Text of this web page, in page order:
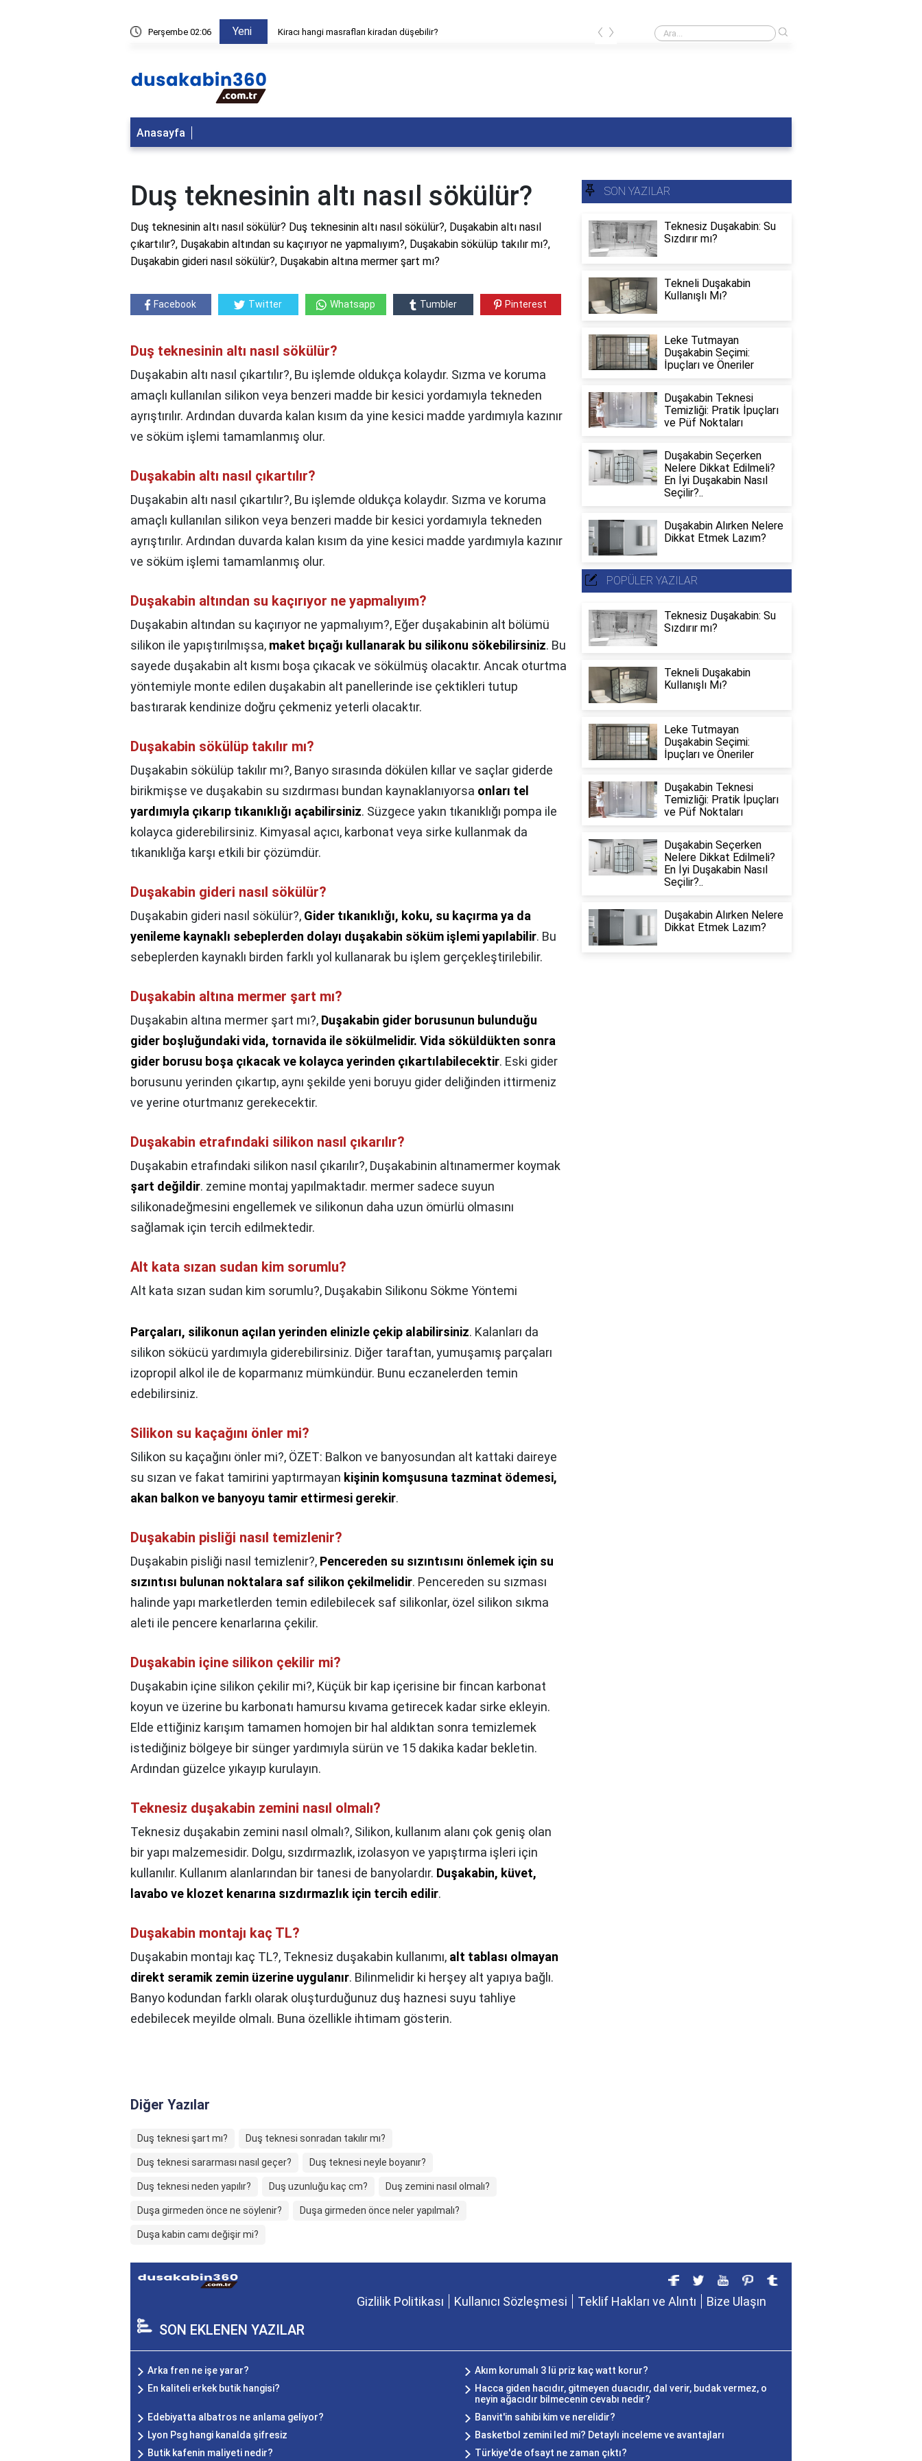
Perşembe 02:06 Yeni Duşakabin çatlakları nasıl tamir edilir? Banyoda siyah küf nasıl temizlenir?
‹ ›
Anasayfa
Duş teknesinin altı nasıl sökülür?
Duş teknesinin altı nasıl sökülür? Duş teknesinin altı nasıl sökülür?, Duşakabin altı nasıl
çıkartılır?, Duşakabin altından su kaçırıyor ne yapmalıyım?, Duşakabin sökülüp takılır mı?,
Duşakabin gideri nasıl sökülür?, Duşakabin altına mermer şart mı?
Facebook Twitter Whatsapp Tumbler Pinterest
Duş teknesinin altı nasıl sökülür?
Duşakabin altı nasıl çıkartılır?, Bu işlemde oldukça kolaydır. Sızma ve koruma
amaçlı kullanılan silikon veya benzeri madde bir kesici yordamıyla tekneden
ayrıştırılır. Ardından duvarda kalan kısım da yine kesici madde yardımıyla kazınır
ve söküm işlemi tamamlanmış olur.
Duşakabin altı nasıl çıkartılır?
Duşakabin altı nasıl çıkartılır?, Bu işlemde oldukça kolaydır. Sızma ve koruma
amaçlı kullanılan silikon veya benzeri madde bir kesici yordamıyla tekneden
ayrıştırılır. Ardından duvarda kalan kısım da yine kesici madde yardımıyla kazınır
ve söküm işlemi tamamlanmış olur.
Duşakabin altından su kaçırıyor ne yapmalıyım?
Duşakabin altından su kaçırıyor ne yapmalıyım?, Eğer duşakabinin alt bölümü
silikon ile yapıştırılmışsa, maket bıçağı kullanarak bu silikonu sökebilirsiniz. Bu
sayede duşakabin alt kısmı boşa çıkacak ve sökülmüş olacaktır. Ancak oturtma
yöntemiyle monte edilen duşakabin alt panellerinde ise çektikleri tutup
bastırarak kendinize doğru çekmeniz yeterli olacaktır.
Duşakabin sökülüp takılır mı?
Duşakabin sökülüp takılır mı?, Banyo sırasında dökülen kıllar ve saçlar giderde
birikmişse ve duşakabin su sızdırması bundan kaynaklanıyorsa onları tel
yardımıyla çıkarıp tıkanıklığı açabilirsiniz. Süzgece yakın tıkanıklığı pompa ile
kolayca giderebilirsiniz. Kimyasal açıcı, karbonat veya sirke kullanmak da
tıkanıklığa karşı etkili bir çözümdür.
Duşakabin gideri nasıl sökülür?
Duşakabin gideri nasıl sökülür?, Gider tıkanıklığı, koku, su kaçırma ya da
yenileme kaynaklı sebeplerden dolayı duşakabin söküm işlemi yapılabilir. Bu
sebeplerden kaynaklı birden farklı yol kullanarak bu işlem gerçekleştirilebilir.
Duşakabin altına mermer şart mı?
Duşakabin altına mermer şart mı?, Duşakabin gider borusunun bulunduğu
gider boşluğundaki vida, tornavida ile sökülmelidir. Vida söküldükten sonra
gider borusu boşa çıkacak ve kolayca yerinden çıkartılabilecektir. Eski gider
borusunu yerinden çıkartıp, aynı şekilde yeni boruyu gider deliğinden ittirmeniz
ve yerine oturtmanız gerekecektir.
Duşakabin etrafındaki silikon nasıl çıkarılır?
Duşakabin etrafındaki silikon nasıl çıkarılır?, Duşakabinin altınamermer koymak
şart değildir. zemine montaj yapılmaktadır. mermer sadece suyun
silikonadeğmesini engellemek ve silikonun daha uzun ömürlü olmasını
sağlamak için tercih edilmektedir.
Alt kata sızan sudan kim sorumlu?
Alt kata sızan sudan kim sorumlu?, Duşakabin Silikonu Sökme Yöntemi
Parçaları, silikonun açılan yerinden elinizle çekip alabilirsiniz. Kalanları da
silikon sökücü yardımıyla giderebilirsiniz. Diğer taraftan, yumuşamış parçaları
izopropil alkol ile de koparmanız mümkündür. Bunu eczanelerden temin
edebilirsiniz.
Silikon su kaçağını önler mi?
Silikon su kaçağını önler mi?, ÖZET: Balkon ve banyosundan alt kattaki daireye
su sızan ve fakat tamirini yaptırmayan kişinin komşusuna tazminat ödemesi,
akan balkon ve banyoyu tamir ettirmesi gerekir.
Duşakabin pisliği nasıl temizlenir?
Duşakabin pisliği nasıl temizlenir?, Pencereden su sızıntısını önlemek için su
sızıntısı bulunan noktalara saf silikon çekilmelidir. Pencereden su sızması
halinde yapı marketlerden temin edilebilecek saf silikonlar, özel silikon sıkma
aleti ile pencere kenarlarına çekilir.
Duşakabin içine silikon çekilir mi?
Duşakabin içine silikon çekilir mi?, Küçük bir kap içerisine bir fincan karbonat
koyun ve üzerine bu karbonatı hamursu kıvama getirecek kadar sirke ekleyin.
Elde ettiğiniz karışım tamamen homojen bir hal aldıktan sonra temizlemek
istediğiniz bölgeye bir sünger yardımıyla sürün ve 15 dakika kadar bekletin.
Ardından güzelce yıkayıp kurulayın.
Teknesiz duşakabin zemini nasıl olmalı?
Teknesiz duşakabin zemini nasıl olmalı?, Silikon, kullanım alanı çok geniş olan
bir yapı malzemesidir. Dolgu, sızdırmazlık, izolasyon ve yapıştırma işleri için
kullanılır. Kullanım alanlarından bir tanesi de banyolardır. Duşakabin, küvet,
lavabo ve klozet kenarına sızdırmazlık için tercih edilir.
Duşakabin montajı kaç TL?
Duşakabin montajı kaç TL?, Teknesiz duşakabin kullanımı, alt tablası olmayan
direkt seramik zemin üzerine uygulanır. Bilinmelidir ki herşey alt yapıya bağlı.
Banyo kodundan farklı olarak oluşturduğunuz duş haznesi suyu tahliye
edebilecek meyilde olmalı. Buna özellikle ihtimam gösterin.
Diğer Yazılar
Duş teknesi şart mı? Duş teknesi sonradan takılır mı?
Duş teknesi sararması nasıl geçer? Duş teknesi neyle boyanır?
Duş teknesi neden yapılır? Duş uzunluğu kaç cm? Duş zemini nasıl olmalı?
Duşa girmeden önce ne söylenir? Duşa girmeden önce neler yapılmalı?
Duşa kabin camı değişir mi?
SON YAZILAR
Teknesiz Duşakabin: Su
Sızdırır mı?
Tekneli Duşakabin
Kullanışlı Mı?
Leke Tutmayan
Duşakabin Seçimi:
İpuçları ve Öneriler
Duşakabin Teknesi
Temizliği: Pratik İpuçları
ve Püf Noktaları
Duşakabin Seçerken
Nelere Dikkat Edilmeli?
En İyi Duşakabin Nasıl
Seçilir?..
Duşakabin Alırken Nelere
Dikkat Etmek Lazım?
POPÜLER YAZILAR
Teknesiz Duşakabin: Su
Sızdırır mı?
Tekneli Duşakabin
Kullanışlı Mı?
Leke Tutmayan
Duşakabin Seçimi:
İpuçları ve Öneriler
Duşakabin Teknesi
Temizliği: Pratik İpuçları
ve Püf Noktaları
Duşakabin Seçerken
Nelere Dikkat Edilmeli?
En İyi Duşakabin Nasıl
Seçilir?..
Duşakabin Alırken Nelere
Dikkat Etmek Lazım?
Gizlilik Politikası Kullanıcı Sözleşmesi Teklif Hakları ve Alıntı Bize Ulaşın
SON EKLENEN YAZILAR
Arka fren ne işe yarar?
Akım korumalı 3 lü priz kaç watt korur?
En kaliteli erkek butik hangisi?
Hacca giden hacıdır, gitmeyen duacıdır, dal verir, budak vermez, o
neyin ağacıdır bilmecenin cevabı nedir?
Edebiyatta albatros ne anlama geliyor?
Banvit'in sahibi kim ve nerelidir?
Lyon Psg hangi kanalda şifresiz
Basketbol zemini led mi? Detaylı inceleme ve avantajları
Butik kafenin maliyeti nedir?
Türkiye'de ofsayt ne zaman çıktı?